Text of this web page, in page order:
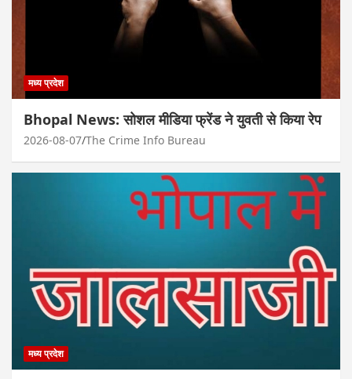
मध्य प्रदेश
Bhopal News: सोशल मीडिया फ्रेंड ने युवती से किया रेप
2026-08-07 The Crime Info Bureau
मध्य प्रदेश